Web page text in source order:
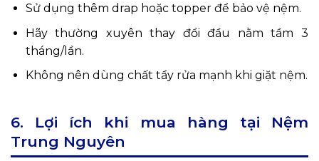
Sử dụng thêm drap hoặc topper để bảo vệ nệm.
Hãy thường xuyên thay đổi đầu nằm tầm 3
tháng/lần.
Không nên dùng chất tẩy rửa mạnh khi giặt nệm.
6. Lợi ích khi mua hàng tại Nệm
Trung Nguyên